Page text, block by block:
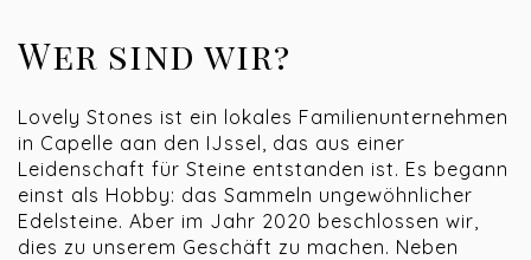
Wer sind wir?
Lovely Stones ist ein lokales Familienunternehmen
in Capelle aan den IJssel, das aus einer
Leidenschaft für Steine entstanden ist. Es begann
einst als Hobby: das Sammeln ungewöhnlicher
Edelsteine. Aber im Jahr 2020 beschlossen wir,
dies zu unserem Geschäft zu machen. Neben